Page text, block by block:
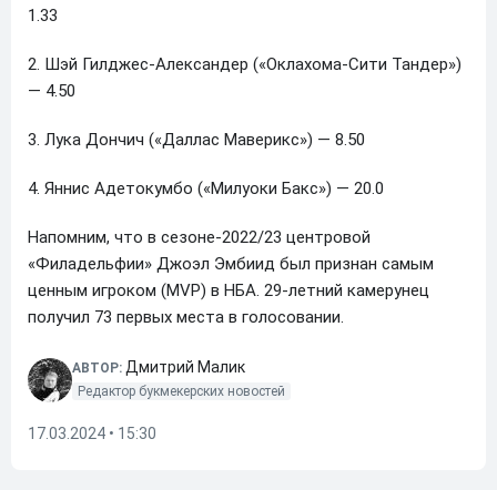
1.33
2. Шэй Гилджес-Александер («Оклахома-Сити Тандер»)
— 4.50
3. Лука Дончич («Даллас Маверикс») — 8.50
4. Яннис Адетокумбо («Милуоки Бакс») — 20.0
Напомним, что в сезоне-2022/23 центровой
«Филадельфии» Джоэл Эмбиид был признан самым
ценным игроком (MVP) в НБА. 29-летний камерунец
получил 73 первых места в голосовании.
АВТОР: Дмитрий Малик
Редактор букмекерских новостей
17.03.2024 • 15:30